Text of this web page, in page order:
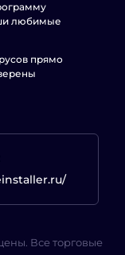
любимые
прямо
Все торговые